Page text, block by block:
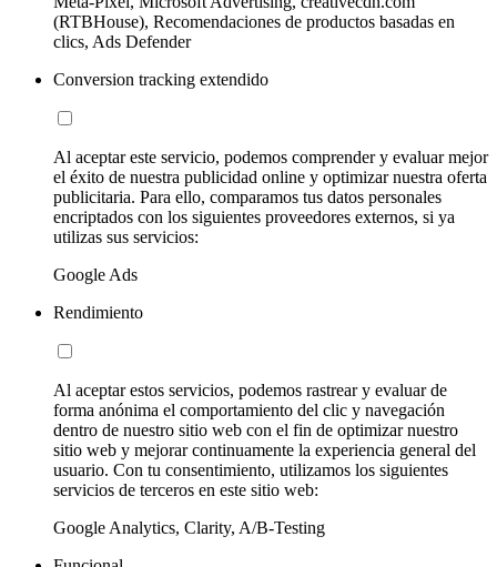
(RTBHouse), Recomendaciones de productos basadas en
clics, Ads Defender
Conversion tracking extendido
Al aceptar este servicio, podemos comprender y evaluar mejor
el éxito de nuestra publicidad online y optimizar nuestra oferta
publicitaria. Para ello, comparamos tus datos personales
encriptados con los siguientes proveedores externos, si ya
utilizas sus servicios:
Google Ads
Rendimiento
Al aceptar estos servicios, podemos rastrear y evaluar de
forma anónima el comportamiento del clic y navegación
dentro de nuestro sitio web con el fin de optimizar nuestro
sitio web y mejorar continuamente la experiencia general del
usuario. Con tu consentimiento, utilizamos los siguientes
servicios de terceros en este sitio web:
Google Analytics, Clarity, A/B-Testing